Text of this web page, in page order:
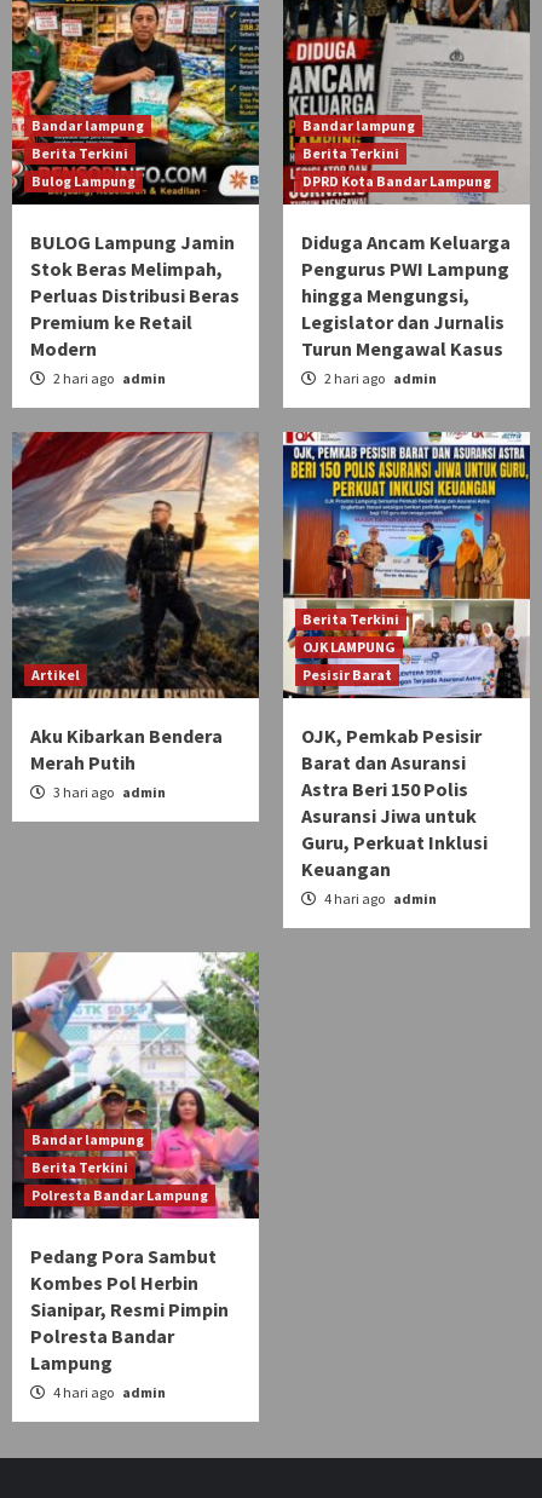
Bandar lampung
Berita Terkini
Bulog Lampung
BULOG Lampung Jamin
Stok Beras Melimpah,
Perluas Distribusi Beras
Premium ke Retail
Modern
2 hari ago admin
Bandar lampung
Berita Terkini
DPRD Kota Bandar Lampung
Diduga Ancam Keluarga
Pengurus PWI Lampung
hingga Mengungsi,
Legislator dan Jurnalis
Turun Mengawal Kasus
2 hari ago admin
Artikel
Aku Kibarkan Bendera
Merah Putih
3 hari ago admin
Berita Terkini
OJK LAMPUNG
Pesisir Barat
OJK, Pemkab Pesisir
Barat dan Asuransi
Astra Beri 150 Polis
Asuransi Jiwa untuk
Guru, Perkuat Inklusi
Keuangan
4 hari ago admin
Bandar lampung
Berita Terkini
Polresta Bandar Lampung
Pedang Pora Sambut
Kombes Pol Herbin
Sianipar, Resmi Pimpin
Polresta Bandar
Lampung
4 hari ago admin